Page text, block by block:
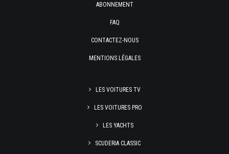
ABONNEMENT
FAQ
CONTACTEZ-NOUS
MENTIONS LÉGALES
LES VOITURES TV
LES VOITURES PRO
LES YACHTS
SCUDERIA CLASSIC